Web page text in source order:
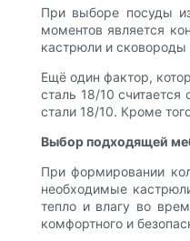
При выборе посуды
моментов является
кастрюли и
Ещё один фактор,
сталь 18/10
стали 18/10. Кроме
Выбор подходящей
При формировании
необходимые
тепло и влагу во
комфортного и